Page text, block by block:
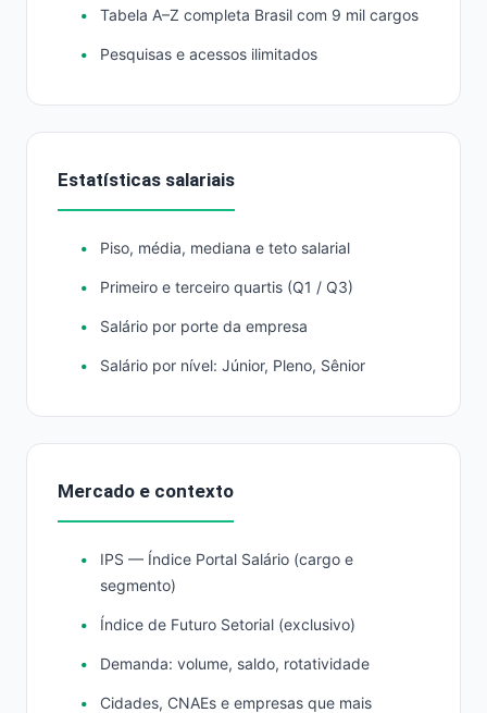
Tabela A–Z completa Brasil com 9 mil cargos
Pesquisas e acessos ilimitados
Estatísticas salariais
Piso, média, mediana e teto salarial
Primeiro e terceiro quartis (Q1 / Q3)
Salário por porte da empresa
Salário por nível: Júnior, Pleno, Sênior
Mercado e contexto
IPS — Índice Portal Salário (cargo e
segmento)
Índice de Futuro Setorial (exclusivo)
Demanda: volume, saldo, rotatividade
Cidades, CNAEs e empresas que mais